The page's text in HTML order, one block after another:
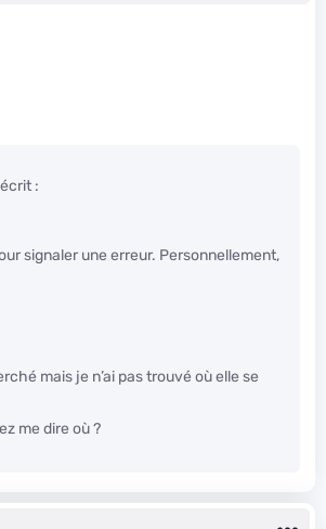
:
signaler une erreur. Personnellement,
mais je n’ai pas trouvé où elle se
me dire où ?